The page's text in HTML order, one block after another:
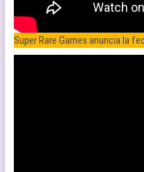
Super Rare Games anuncia la